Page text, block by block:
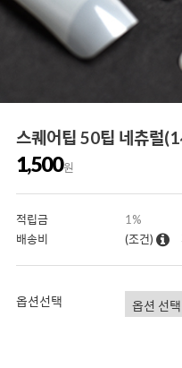
스퀘어팁 50팁 네츄럴
1,500원
적립금
1%
배송비
(조건)
옵션선택